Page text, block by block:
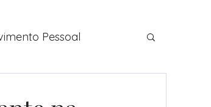
Pessoal